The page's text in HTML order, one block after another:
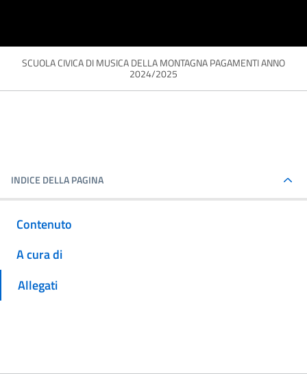
SCUOLA CIVICA DI MUSICA DELLA MONTAGNA PAGAMENTI ANNO
2024/2025
INDICE DELLA PAGINA
Contenuto
A cura di
Allegati